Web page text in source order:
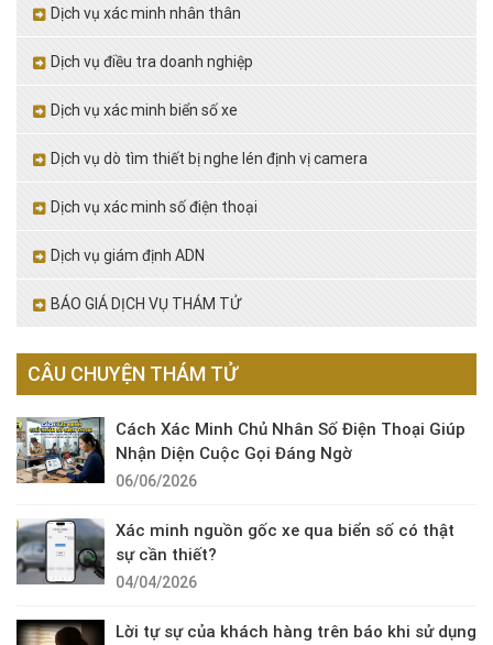
Dịch vụ xác minh nhân thân
Dịch vụ điều tra doanh nghiệp
Dịch vụ xác minh biển số xe
Dịch vụ dò tìm thiết bị nghe lén định vị camera
Dịch vụ xác minh số điện thoại
Dịch vụ giám định ADN
BÁO GIÁ DỊCH VỤ THÁM TỬ
CÂU CHUYỆN THÁM TỬ
Cách Xác Minh Chủ Nhân Số Điện Thoại Giúp
Nhận Diện Cuộc Gọi Đáng Ngờ
06/06/2026
Xác minh nguồn gốc xe qua biển số có thật
sự cần thiết?
04/04/2026
Lời tự sự của khách hàng trên báo khi sử dụng